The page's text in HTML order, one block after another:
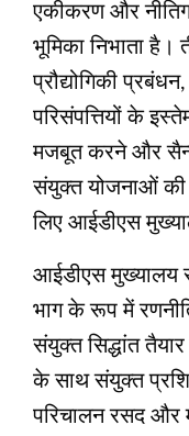
एकीकरण और
भूमिका निभाता है।
प्रौद्योगिकी
परिसंपत्तियों के
मजबूत करने और
संयुक्त योजनाओं की
लिए आईडीएस
आईडीएस मुख्यालय
भाग के रूप में
संयुक्त सिद्धांत
के साथ संयुक्त
परिचालन रसद और